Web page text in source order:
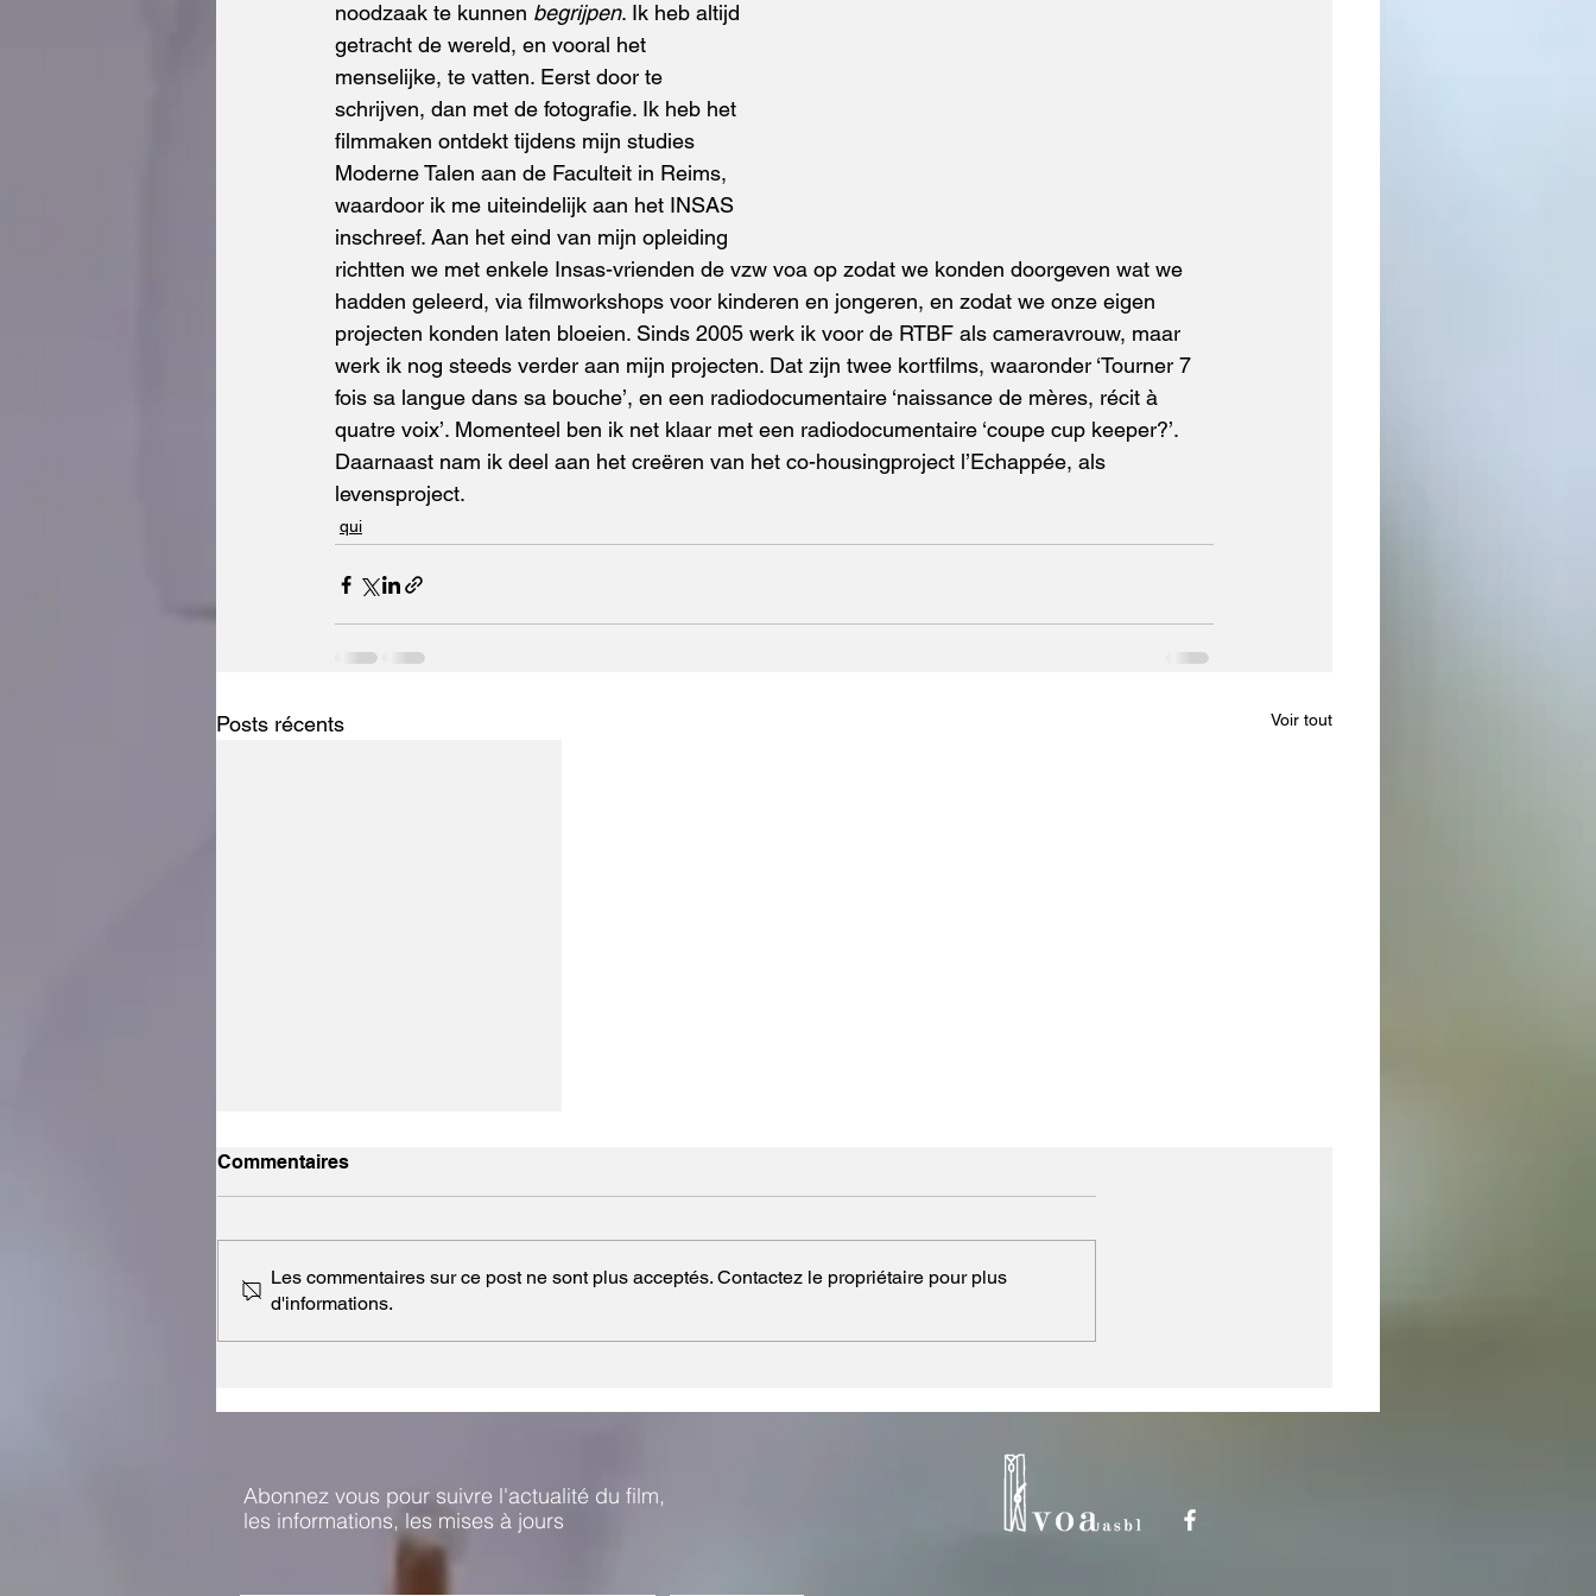
noodzaak te kunnen begrijpen. Ik heb altijd
getracht de wereld, en vooral het
menselijke, te vatten. Eerst door te
schrijven, dan met de fotografie. Ik heb het
filmmaken ontdekt tijdens mijn studies
Moderne Talen aan de Faculteit in Reims,
waardoor ik me uiteindelijk aan het INSAS
inschreef. Aan het eind van mijn opleiding
richtten we met enkele Insas-vrienden de vzw voa op zodat we konden doorgeven wat we
hadden geleerd, via filmworkshops voor kinderen en jongeren, en zodat we onze eigen
projecten konden laten bloeien. Sinds 2005 werk ik voor de RTBF als cameravrouw, maar
werk ik nog steeds verder aan mijn projecten. Dat zijn twee kortfilms, waaronder ‘Tourner 7
fois sa langue dans sa bouche’, en een radiodocumentaire ‘naissance de mères, récit à
quatre voix’. Momenteel ben ik net klaar met een radiodocumentaire ‘coupe cup keeper?’.
Daarnaast nam ik deel aan het creëren van het co-housingproject l’Echappée, als
levensproject.
qui
Posts récents Voir tout
Marie Betbèze : qui suis-je?
Commentaires
Les commentaires sur ce post ne sont plus acceptés. Contactez le propriétaire pour plus
d'informations.
Abonnez vous pour suivre l'actualité du film,
les informations, les mises à jours